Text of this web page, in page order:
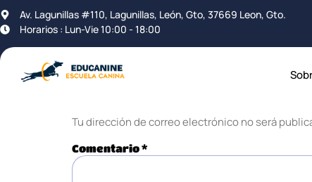
Av. Lagunillas #110, Lagunillas, León, Gto, 37669 Leon, Gto.
Horarios : Lun-Vie 10:00 - 18:00
¿Cuando
Deja un
Tu dirección de correo electrónico no será
Comentario*